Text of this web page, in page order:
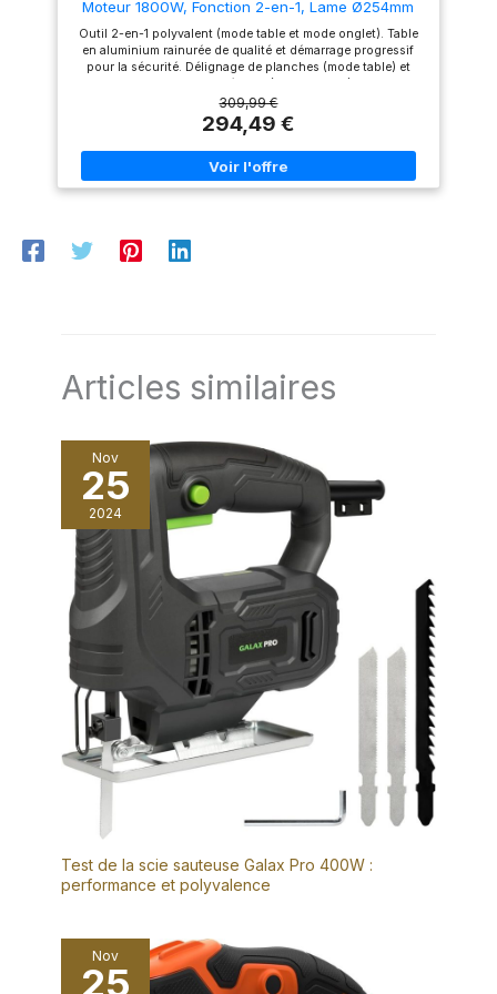
Moteur 1800W, Fonction 2-en-1, Lame Ø254mm
48 dents, Idéale Découpe Bois, Lambris, Plinthes
et Plan de Travail
Outil 2-en-1 polyvalent (mode table et mode onglet). Table
en aluminium rainurée de qualité et démarrage progressif
pour la sécurité. Délignage de planches (mode table) et
coupes transversales précises (mode onglet) avec une
seule machine. Lame 48 dents, guides, poussoir, étau. Le
poussoir assure la sécurité des mains, les guides
garantissent la précision et l'étau maintient la pièce.
Polyvalence 2-en-1. Combine deux machines essentielles en
une seule, économisant de l'espace et du budget. Moteur
1800 Watts. Offre une puissance constante pour les deux
309,99 €
294,49 €
Articles similaires
Nov
25
2024
Test de la scie sauteuse Galax Pro 400W :
performance et polyvalence
Nov
25